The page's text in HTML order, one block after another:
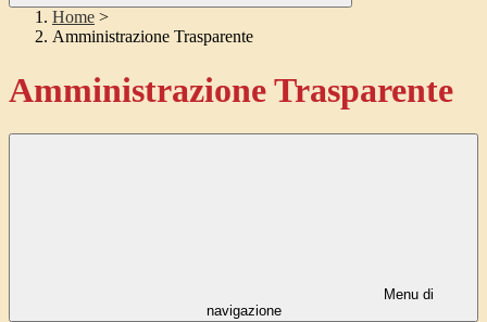
Home >
Amministrazione Trasparente
Amministrazione Trasparente
Menu di
navigazione